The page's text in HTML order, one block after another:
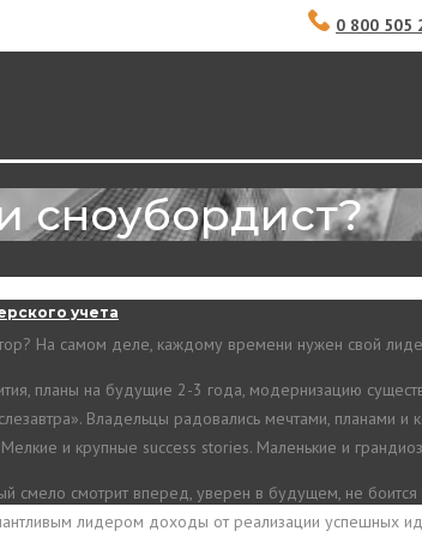
0 800 505
учета
сноубордист?
На самом деле, каждому времени нужен свой
планы на будущие 2-3 года, модернизацию
Владельцы радовались мечтами, планами и
и крупные success stories. Маленькие и
смело смотрит вперед, уверен в будущем, не
лидером доходы от реализации успешных